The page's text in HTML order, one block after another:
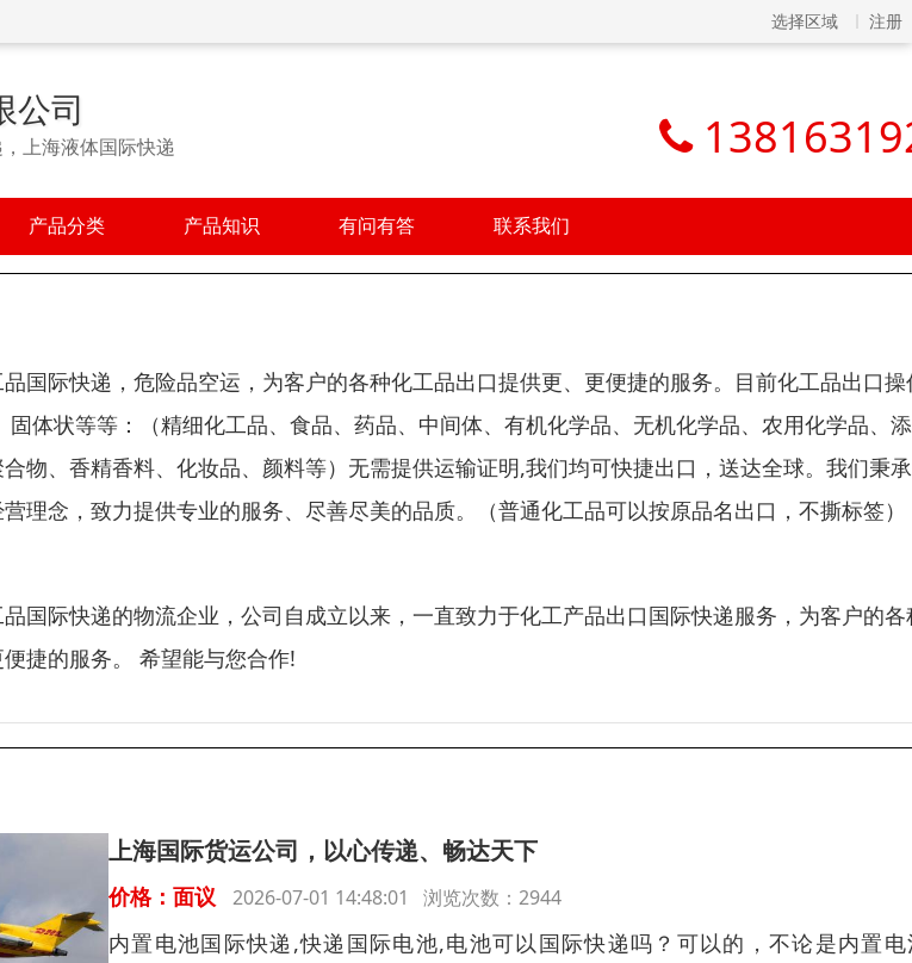
选择区域 注册
公司
上海液体国际快递
产品分类 产品知识 有问有答 联系我们
国际快递，危险品空运，为客户的各种化工品出口提供更、更便捷的服务。目前化工品出口操
固体状等等：（精细化工品、食品、药品、中间体、有机化学品、无机化学品、农用化学品、
物、香精香料、化妆品、颜料等）无需提供运输证明,我们均可快捷出口，送达全球。我们秉
理念，致力提供专业的服务、尽善尽美的品质。（普通化工品可以按原品名出口，不撕标签）
国际快递的物流企业，公司自成立以来，一直致力于化工产品出口国际快递服务，为客户的各
捷的服务。 希望能与您合作!
上海国际货运公司，以心传递、畅达天下
价格：面议 2026-07-01 14:48:01 浏览次数：2944
内置电池国际快递,快递国际电池,电池可以国际快递吗？可以的，不论是内置